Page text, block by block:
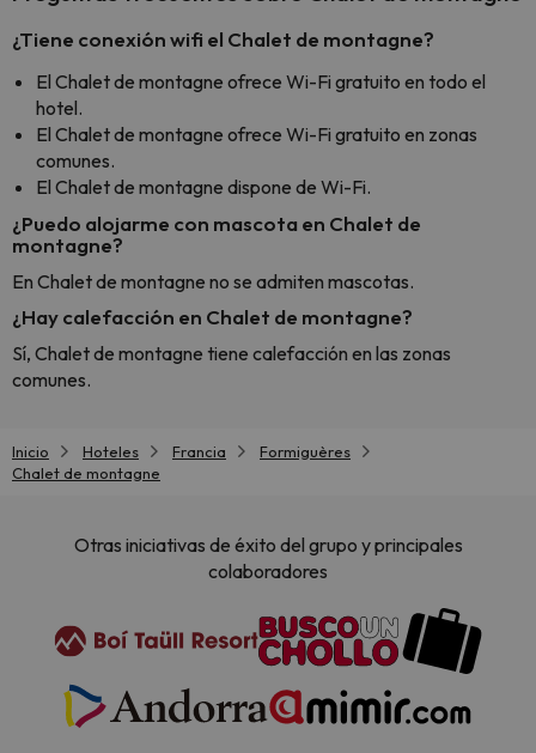
¿Tiene conexión wifi el Chalet de montagne?
El Chalet de montagne ofrece Wi-Fi gratuito en todo el
hotel.
El Chalet de montagne ofrece Wi-Fi gratuito en zonas
comunes.
El Chalet de montagne dispone de Wi-Fi.
¿Puedo alojarme con mascota en Chalet de
montagne?
En Chalet de montagne no se admiten mascotas.
¿Hay calefacción en Chalet de montagne?
Sí, Chalet de montagne tiene calefacción en las zonas
comunes.
Inicio Hoteles Francia
Formiguères
Chalet de montagne
Otras iniciativas de éxito del grupo y principales
colaboradores